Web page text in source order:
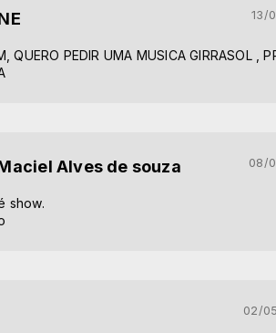
13/
QUERO PEDIR UMA MUSICA GIRRASOL ,
Alves de souza 08/
show.
02/